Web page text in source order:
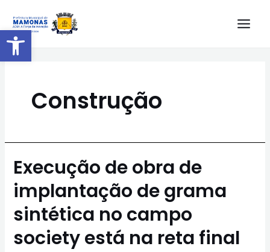
Barra de Ferramentas Aberta
Construção
Execução de obra de
implantação de grama
sintética no campo
society está na reta final